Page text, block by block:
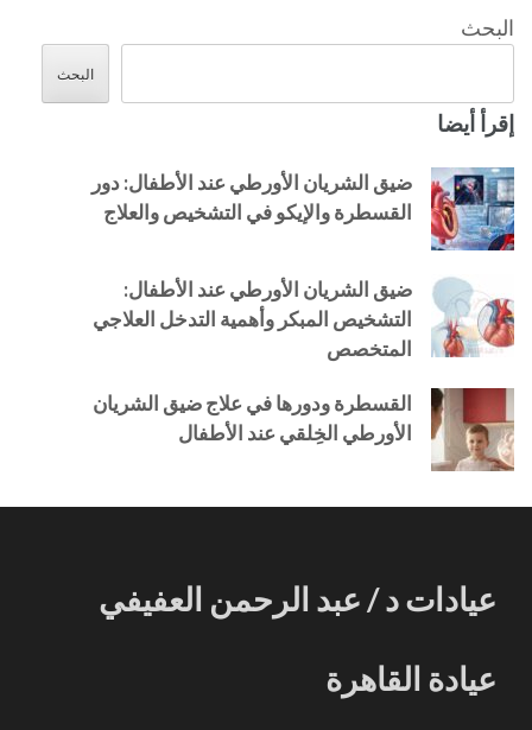
البحث
البحث
إقرأ أيضا
ضيق الشريان الأورطي عند الأطفال: دور
القسطرة والإيكو في التشخيص والعلاج
ضيق الشريان الأورطي عند الأطفال:
التشخيص المبكر وأهمية التدخل العلاجي
المتخصص
القسطرة ودورها في علاج ضيق الشريان
الأورطي الخِلقي عند الأطفال
عيادات د / عبد الرحمن العفيفي
عيادة القاهرة